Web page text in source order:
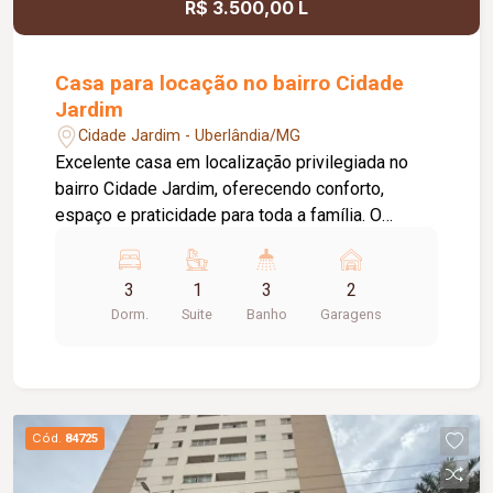
R$ 3.500,00 L
Casa para locação no bairro Cidade
Jardim
Cidade Jardim - Uberlândia/MG
Excelente casa em localização privilegiada no
bairro Cidade Jardim, oferecendo conforto,
espaço e praticidade para toda a família. O
02 quartos com armários, 01 banheiro social, 01
sala de estar, 01 sala de jantar, 01 sala de visitas,
01 cozinha ampla com armários, 01 área de
mais segurança e comodidade aos moradores.
Uma excelente oportunidade para quem busca
uma casa espaçosa, bem localizada e com
3
Dorm.
1
Suite
3
Banho
2
Garagens
Cód. 84725